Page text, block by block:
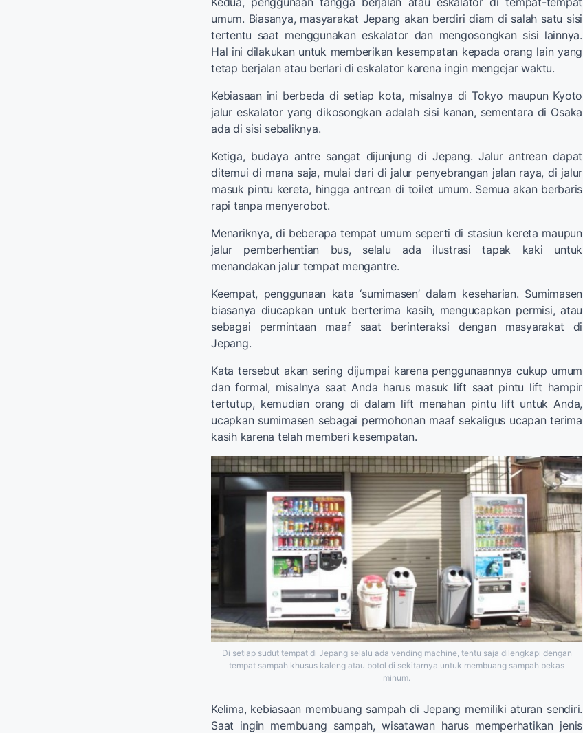
umum. Biasanya, masyarakat Jepang akan berdiri diam di salah satu sisi
tertentu saat menggunakan eskalator dan mengosongkan sisi lainnya.
Hal ini dilakukan untuk memberikan kesempatan kepada orang lain yang
tetap berjalan atau berlari di eskalator karena ingin mengejar waktu.
Kebiasaan ini berbeda di setiap kota, misalnya di Tokyo maupun Kyoto
jalur eskalator yang dikosongkan adalah sisi kanan, sementara di Osaka
ada di sisi sebaliknya.
Ketiga, budaya antre sangat dijunjung di Jepang. Jalur antrean dapat
ditemui di mana saja, mulai dari di jalur penyebrangan jalan raya, di jalur
masuk pintu kereta, hingga antrean di toilet umum. Semua akan berbaris
rapi tanpa menyerobot.
Menariknya, di beberapa tempat umum seperti di stasiun kereta maupun
jalur pemberhentian bus, selalu ada ilustrasi tapak kaki untuk
menandakan jalur tempat mengantre.
Keempat, penggunaan kata ‘sumimasen’ dalam keseharian. Sumimasen
biasanya diucapkan untuk berterima kasih, mengucapkan permisi, atau
sebagai permintaan maaf saat berinteraksi dengan masyarakat di
Jepang.
Kata tersebut akan sering dijumpai karena penggunaannya cukup umum
dan formal, misalnya saat Anda harus masuk lift saat pintu lift hampir
tertutup, kemudian orang di dalam lift menahan pintu lift untuk Anda,
ucapkan sumimasen sebagai permohonan maaf sekaligus ucapan terima
kasih karena telah memberi kesempatan.
Di setiap sudut tempat di Jepang selalu ada vending machine, tentu saja dilengkapi dengan
tempat sampah khusus kaleng atau botol di sekitarnya untuk membuang sampah bekas
minum.
Kelima, kebiasaan membuang sampah di Jepang memiliki aturan sendiri.
Saat ingin membuang sampah, wisatawan harus memperhatikan jenis